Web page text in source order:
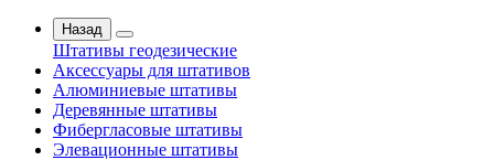
Назад
Штативы геодезические
Аксессуары для штативов
Алюминиевые штативы
Деревянные штативы
Фибергласовые штативы
Элевационные штативы